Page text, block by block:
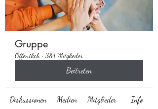
Gruppe
Öffentlich · 384 Mitglieder
Beitreten
Diskussionen Medien Mitglieder Info